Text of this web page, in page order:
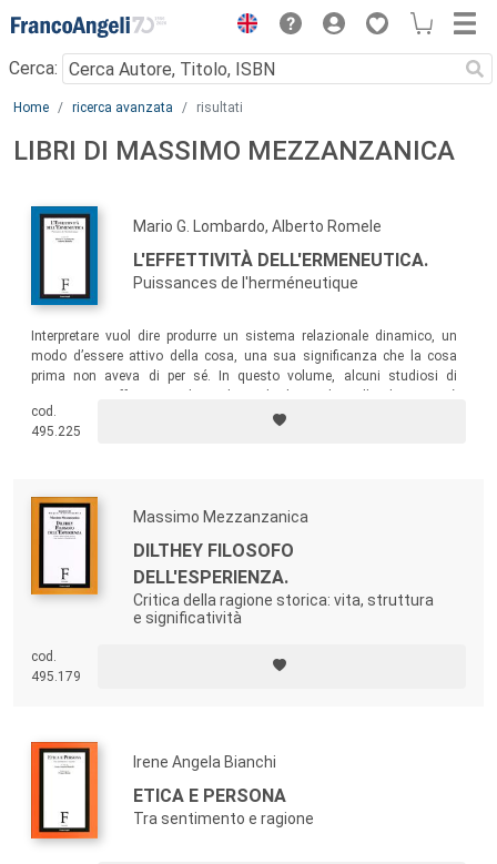
Menu
Cerca:
Main content
Home ricerca avanzata risultati
LIBRI DI MASSIMO MEZZANZANICA
Mario G. Lombardo, Alberto Romele
L'EFFETTIVITÀ DELL'ERMENEUTICA.
Puissances de l'herméneutique
Interpretare vuol dire produrre un sistema relazionale dinamico, un
modo d’essere attivo della cosa, una sua significanza che la cosa
prima non aveva di per sé. In questo volume, alcuni studiosi di
diventato un campo vastissimo d’indagine.
cod.
495.225
Massimo Mezzanzanica
DILTHEY FILOSOFO
DELL'ESPERIENZA.
Critica della ragione storica: vita, struttura
e significatività
cod.
495.179
Irene Angela Bianchi
ETICA E PERSONA
Tra sentimento e ragione